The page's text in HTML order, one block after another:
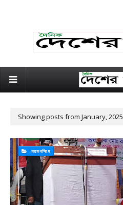
Showing posts from January, 2025
ময়মনসিংহ